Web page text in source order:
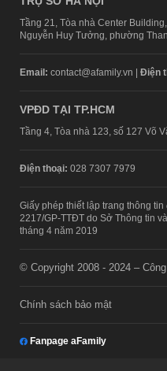
Tầng 21, Tòa nhà Center
Nguyễn Huy Tưởng, phường
Email: contact@afamily.vn | Điện
VPĐD TẠI TP.HCM
Tầng 4, Tòa nhà 123, số 127 Võ
Điện thoại: 028 7307 7979
Giấy phép thiết lập trang thông
2217/GP-TTĐT do Sở Thông tin
tháng 4 năm 2019
© Copyright 2008 - 2024 –
Chính sách bảo mật
Fanpage aFamily